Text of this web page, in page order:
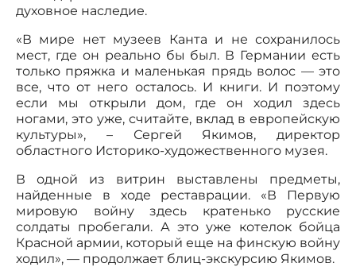
духовное наследие.
«В мире нет музеев Канта и не сохранилось
мест, где он реально бы был. В Германии есть
только пряжка и маленькая прядь волос — это
все, что от него осталось. И книги. И поэтому
если мы открыли дом, где он ходил здесь
ногами, это уже, считайте, вклад в европейскую
культуры», – Сергей Якимов, директор
областного Историко-художественного музея.
В одной из витрин выставлены предметы,
найденные в ходе реставрации. «В Первую
мировую войну здесь кратенько русские
солдаты пробегали. А это уже котелок бойца
Красной армии, который еще на финскую войну
ходил», — продолжает блиц-экскурсию Якимов.